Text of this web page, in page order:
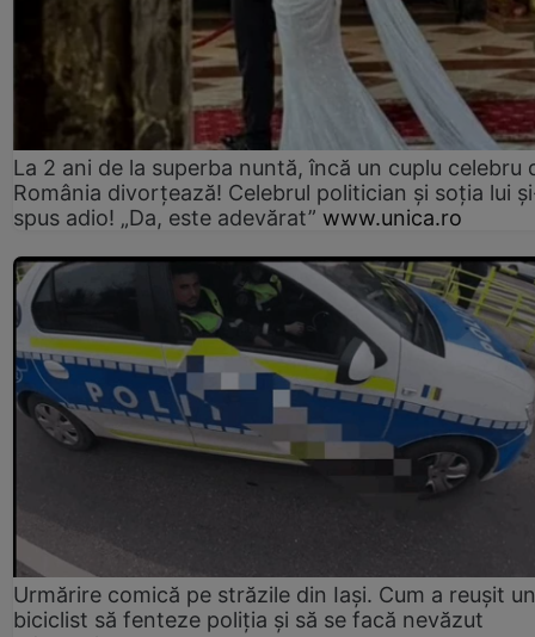
La 2 ani de la superba nuntă, încă un cuplu celebru
România divorțează! Celebrul politician și soția lui
spus adio! „Da, este adevărat” www.unica.ro
Urmărire comică pe străzile din Iași. Cum a reușit un
biciclist să fenteze poliția și să se facă nevăzut